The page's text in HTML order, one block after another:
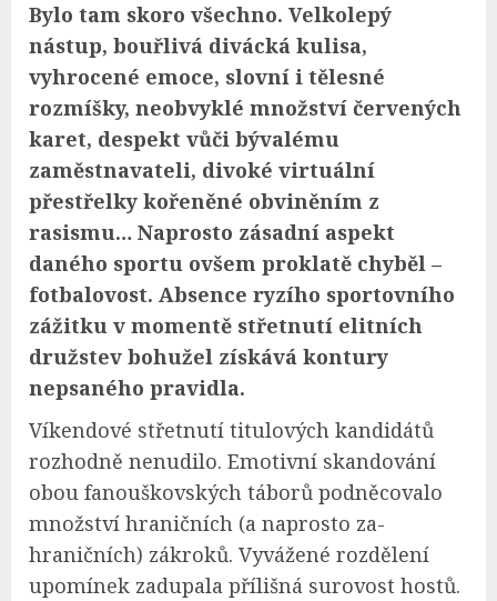
Bylo tam skoro všechno. Velkolepý
nástup, bouřlivá divácká kulisa,
vyhrocené emoce, slovní i tělesné
rozmíšky, neobvyklé množství červených
karet, despekt vůči bývalému
zaměstnavateli, divoké virtuální
přestřelky kořeněné obviněním z
rasismu… Naprosto zásadní aspekt
daného sportu ovšem proklatě chyběl –
fotbalovost. Absence ryzího sportovního
zážitku v momentě střetnutí elitních
družstev bohužel získává kontury
nepsaného pravidla.
Víkendové střetnutí titulových kandidátů
rozhodně nenudilo. Emotivní skandování
obou fanouškovských táborů podněcovalo
množství hraničních (a naprosto za-
hraničních) zákroků. Vyvážené rozdělení
upomínek zadupala přílišná surovost hostů.